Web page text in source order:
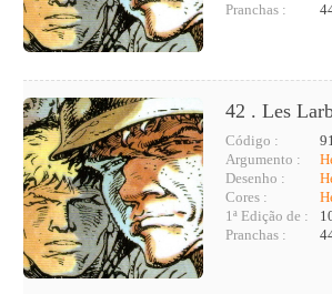
Pranchas :
42 . Les
Código :
Argumento :
Desenho :
Cores :
1ª Edição de :
Pranchas :